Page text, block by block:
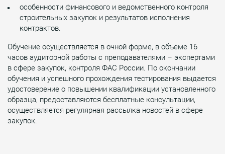
особенности финансового и ведомственного контроля
строительных закупок и результатов исполнения
контрактов.
Обучение осуществляется в очной форме, в объеме 16
часов аудиторной работы с преподавателями – экспертами
в сфере закупок, контроля ФАС России. По окончании
обучения и успешного прохождения тестирования выдается
удостоверение о повышении квалификации установленного
образца, предоставляются бесплатные консультации,
осуществляется регулярная рассылка новостей в сфере
закупок.